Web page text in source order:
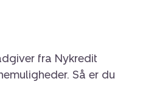
fra Nykredit
Så er du